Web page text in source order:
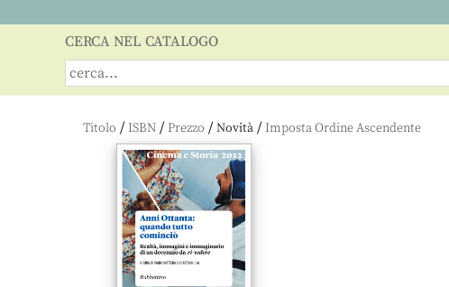
CERCA NEL CATALOGO
Titolo / ISBN / Prezzo / Novità /